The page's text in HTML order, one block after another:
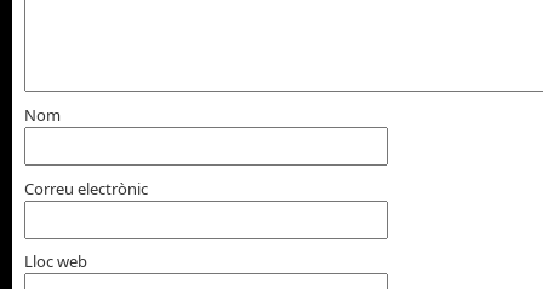
Nom
Correu electrònic
Lloc web